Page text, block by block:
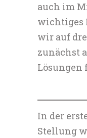
auch im
wichtiges
wir auf
zunächst
Lösungen
In der
Stellung